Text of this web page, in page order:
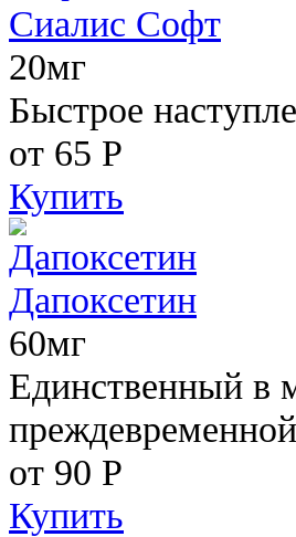
Сиалис Софт
20мг
Быстрое
от 65 Р
Купить
Дапоксетин
60мг
Единственный в
от 90 Р
Купить